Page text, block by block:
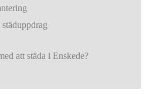
att städa i Enskede?